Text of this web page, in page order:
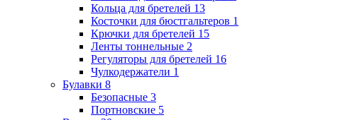
Кольца для бретелей 13
Косточки для бюстгальтеров 1
Крючки для бретелей 15
Ленты тоннельные 2
Регуляторы для бретелей 16
Чулкодержатели 1
Булавки 8
Безопасные 3
Портновские 5